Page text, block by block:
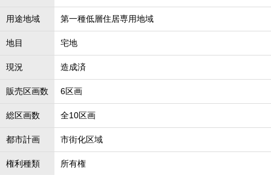
用途地域 第一種低層住居専用地域
地目 宅地
現況 造成済
販売区画数 6区画
総区画数 全10区画
都市計画 市街化区域
権利種類 所有権